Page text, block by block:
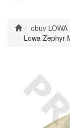
obuv LOWA
Lowa Zephyr